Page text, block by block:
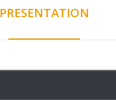
PRESENTATION